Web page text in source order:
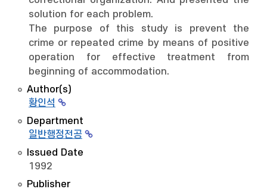
solution for each problem.
The purpose of this study is prevent the
crime or repeated crime by means of positive
operation for effective treatment from
beginning of accommodation.
Author(s)
황인석
Department
일반행정전공
Issued Date
1992
Publisher